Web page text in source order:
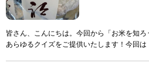
皆さん、こんにちは。今回から「お米を知
あらゆるクイズをご提供いたします！今回